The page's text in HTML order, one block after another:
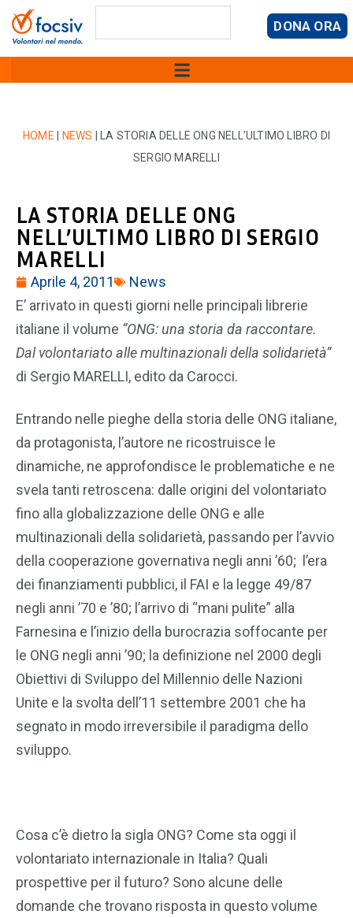
DONA ORA
HOME NEWS
LA STORIA DELLE ONG NELL’ULTIMO LIBRO DI
SERGIO MARELLI
LA STORIA DELLE ONG
NELL’ULTIMO LIBRO DI SERGIO
MARELLI
Aprile 4, 2011
News
E’ arrivato in questi giorni nelle principali librerie
italiane il volume “ONG: una storia da raccontare.
Dal volontariato alle multinazionali della solidarietà”
di Sergio MARELLI, edito da Carocci.
Entrando nelle pieghe della storia delle ONG italiane,
da protagonista, l’autore ne ricostruisce le
dinamiche, ne approfondisce le problematiche e ne
svela tanti retroscena: dalle origini del volontariato
fino alla globalizzazione delle ONG e alle
multinazionali della solidarietà, passando per l’avvio
della cooperazione governativa negli anni ’60; l’era
dei finanziamenti pubblici, il FAI e la legge 49/87
negli anni ’70 e ’80; l’arrivo di “mani pulite” alla
Farnesina e l’inizio della burocrazia soffocante per
le ONG negli anni ’90; la definizione nel 2000 degli
Obiettivi di Sviluppo del Millennio delle Nazioni
Unite e la svolta dell’11 settembre 2001 che ha
segnato in modo irreversibile il paradigma dello
sviluppo.
Cosa c’è dietro la sigla ONG? Come sta oggi il
volontariato internazionale in Italia? Quali
prospettive per il futuro? Sono alcune delle
domande che trovano risposta in questo volume